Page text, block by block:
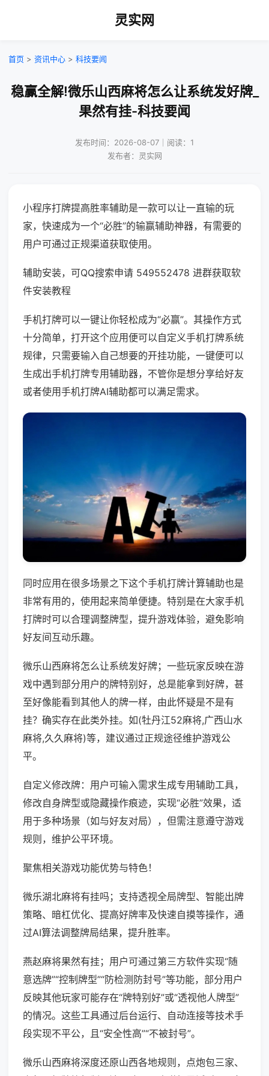
灵实网
首页 > 资讯中心 > 科技要闻
稳赢全解!微乐山西麻将怎么让系统发好牌_
果然有挂-科技要闻
发布时间：2026-08-07｜阅读：1
发布者：灵实网
小程序打牌提高胜率辅助是一款可以让一直输的玩
家，快速成为一个“必胜”的输赢辅助神器，有需要的
用户可通过正规渠道获取使用。
辅助安装，可QQ搜索申请 549552478 进群获取软
件安装教程
手机打牌可以一键让你轻松成为“必赢”。其操作方式
十分简单，打开这个应用便可以自定义手机打牌系统
规律，只需要输入自己想要的开挂功能，一键便可以
生成出手机打牌专用辅助器，不管你是想分享给好友
或者使用手机打牌AI辅助都可以满足需求。
同时应用在很多场景之下这个手机打牌计算辅助也是
非常有用的，使用起来简单便捷。特别是在大家手机
打牌时可以合理调整牌型，提升游戏体验，避免影响
好友间互动乐趣。
微乐山西麻将怎么让系统发好牌；一些玩家反映在游
戏中遇到部分用户的牌特别好，总是能拿到好牌，甚
至好像能看到其他人的牌一样，由此怀疑是不是有
挂？确实存在此类外挂。如(牡丹江52麻将,广西山水
麻将,久久麻将)等，建议通过正规途径维护游戏公
平。
自定义修改牌：用户可输入需求生成专用辅助工具，
修改自身牌型或隐藏操作痕迹，实现“必胜”效果，适
用于多种场景（如与好友对局），但需注意遵守游戏
规则，维护公平环境。
聚焦相关游戏功能优势与特色！
微乐湖北麻将有挂吗；支持透视全局牌型、智能出牌
策略、暗杠优化、提高好牌率及快速自摸等操作，通
过AI算法调整牌局结果，提升胜率。
燕赵麻将果然有挂；用户可通过第三方软件实现“随
意选牌”“控制牌型”“防检测防封号”等功能，部分用户
反映其他玩家可能存在“牌特别好”或“透视他人牌型”
的情况。这些工具通过后台运行、自动连接等技术手
段实现不平公，且“安全性高”“不被封号”。
微乐山西麻将深度还原山西各地规则，点炮包三家、